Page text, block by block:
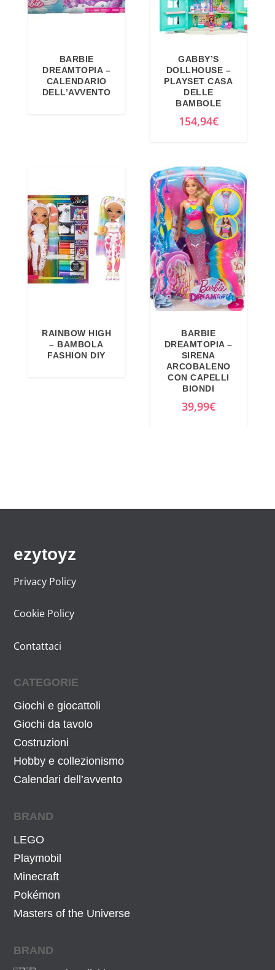
BARBIE
DREAMTOPIA –
CALENDARIO
DELL’AVVENTO
GABBY’S
DOLLHOUSE –
PLAYSET CASA
DELLE
BAMBOLE
154,94€
RAINBOW HIGH
– BAMBOLA
FASHION DIY
BARBIE
DREAMTOPIA –
SIRENA
ARCOBALENO
CON CAPELLI
BIONDI
39,99€
ezytoyz
Privacy Policy
Cookie Policy
Contattaci
CATEGORIE
Giochi e giocattoli
Giochi da tavolo
Costruzioni
Hobby e collezionismo
Calendari dell’avvento
BRAND
LEGO
Playmobil
Minecraft
Pokémon
Masters of the Universe
BRAND